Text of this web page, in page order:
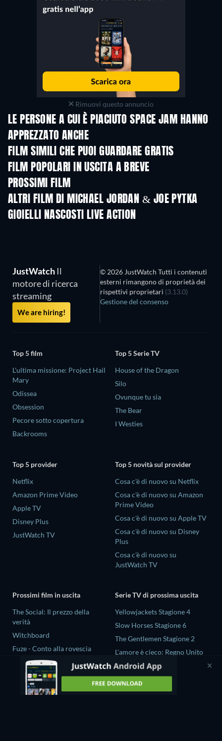
Rimuovi questo annuncio
LE PERSONE A CUI È PIACIUTO SPACE JAM HANNO
APPREZZATO ANCHE
FILM SIMILI CHE PUOI GUARDARE GRATIS
FILM POPOLARI IN USCITA A BREVE
PROSSIMI FILM
Magical
ALTRI FILM DI MICHAEL JORDAN & JOE PYTKA
GIOIELLI NASCOSTI LIVE ACTION
JustWatch Il
motore di ricerca
streaming
We are hiring!
© 2026 JustWatch Tutti i contenuti
esterni rimangono di proprietà dei
rispettivi proprietari (3.13.0)
Gestione del consenso
Top 5 film
L'ultima missione: Project Hail
Mary
Odissea
Obsession
Pecore sotto copertura
Backrooms
Top 5 Serie TV
House of the Dragon
Silo
Ovunque tu sia
The Bear
I Westies
Top 5 provider
Netflix
Amazon Prime Video
Apple TV
Disney Plus
JustWatch TV
Top 5 novità sul provider
Cosa c'è di nuovo su Netflix
Cosa c'è di nuovo su Amazon
Prime Video
Cosa c'è di nuovo su Apple TV
Cosa c'è di nuovo su Disney
Plus
Cosa c'è di nuovo su
JustWatch TV
Prossimi film in uscita
The Social: Il prezzo della
verità
Witchboard
Fuze - Conto alla rovescia
Ketticè
Borgo
Serie TV di prossima uscita
Yellowjackets Stagione 4
Slow Horses Stagione 6
The Gentlemen Stagione 2
L'amore è cieco: Regno Unito
Stagione 3
Tip Toe Stagione 1